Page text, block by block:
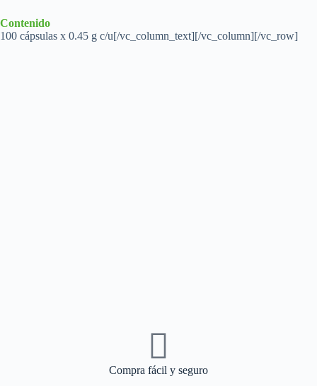
Contenido
100 cápsulas x 0.45 g c/u[/vc_column_text][/vc_column][/vc_row]
Compra fácil y seguro